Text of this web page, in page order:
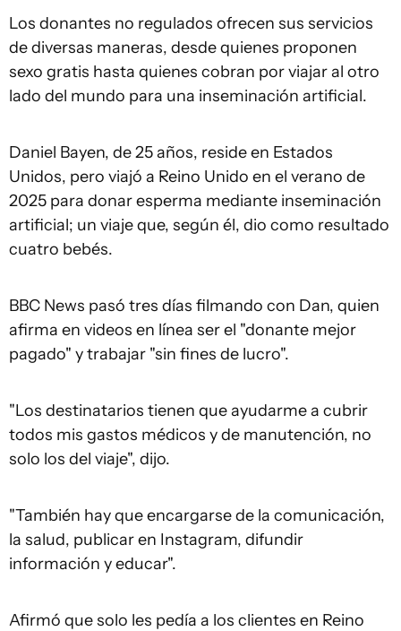
Los donantes no regulados ofrecen sus servicios
de diversas maneras, desde quienes proponen
sexo gratis hasta quienes cobran por viajar al otro
lado del mundo para una inseminación artificial.
Daniel Bayen, de 25 años, reside en Estados
Unidos, pero viajó a Reino Unido en el verano de
2025 para donar esperma mediante inseminación
artificial; un viaje que, según él, dio como resultado
cuatro bebés.
BBC News pasó tres días filmando con Dan, quien
afirma en videos en línea ser el "donante mejor
pagado" y trabajar "sin fines de lucro".
"Los destinatarios tienen que ayudarme a cubrir
todos mis gastos médicos y de manutención, no
solo los del viaje", dijo.
"También hay que encargarse de la comunicación,
la salud, publicar en Instagram, difundir
información y educar".
Afirmó que solo les pedía a los clientes en Reino